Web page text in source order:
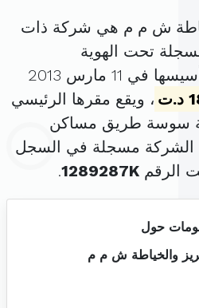
ش م م هي شركة ذات
تحت الهوية
. تم تأسيسها في 11 مارس 2013
، ويقع مقرها الرئيسي
سوسة طريق مساكن
الشركة مسجلة في السجل
الرقم 1289287K
.
حول
والخياطة ش م م